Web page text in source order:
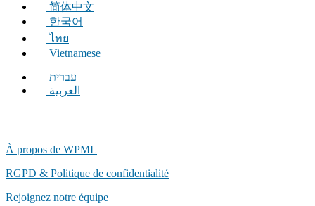
简体中文
한국어
ไทย
Vietnamese
עברית
العربية
À propos de WPML
RGPD & Politique de confidentialité
Rejoignez notre équipe(s'ouvre